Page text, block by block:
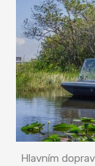
Hlavním